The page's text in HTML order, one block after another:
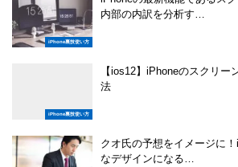
iPhone裏技使い方
内部の内訳を分析す…
iPhone裏技使い方
【ios12】iPhoneのスクリー
法
クオ氏の予想をイメージに
なデザインになる…